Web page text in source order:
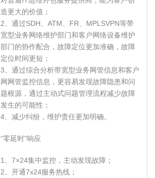
造更大的价值；
2、通过SDH、ATM、FR、MPLSVPN等带
宽型业务网络维护部门和客户网络设备维护
部门的协作配合，故障定位更加准确，故障
定位时间更短；
3、通过综合分析带宽型业务网管信息和客户
网网管监控信息，更容易发现故障隐患和问
题根源，通过主动式问题管理流程减少故障
发生的可能性；
4、减少纠纷，维护责任更加明确。
“零延时”响应
1、7×24集中监控，主动发现故障；
2、开通7x24服务热线；